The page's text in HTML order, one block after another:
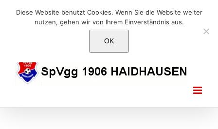
E-Mail: info@1906haidhausen.de
FacebookInstagram
E-
Diese Website benutzt Cookies. Wenn Sie die Website weiter
nutzen, gehen wir von Ihrem Einverständnis aus.
OK